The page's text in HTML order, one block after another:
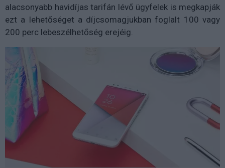
alacsonyabb havidíjas tarifán lévő ügyfelek is megkapják
ezt a lehetőséget a díjcsomagjukban foglalt 100 vagy
200 perc lebeszélhetőség erejéig.